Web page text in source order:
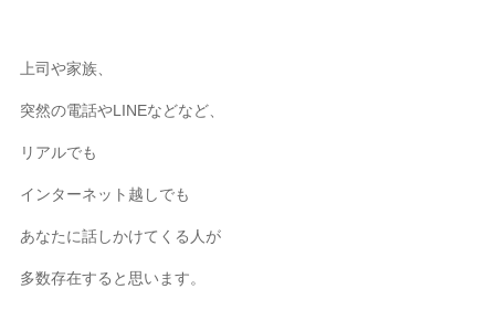
上司や家族、
突然の電話やLINEなどなど、
リアルでも
インターネット越しでも
あなたに話しかけてくる人が
多数存在すると思います。